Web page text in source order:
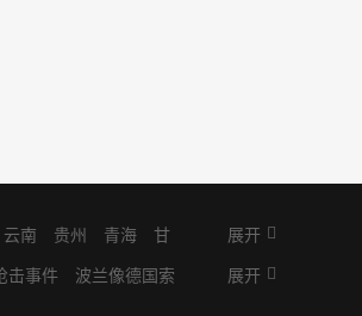
云南 贵州 青海 甘
展开
击事件
波兰像德国索
展开